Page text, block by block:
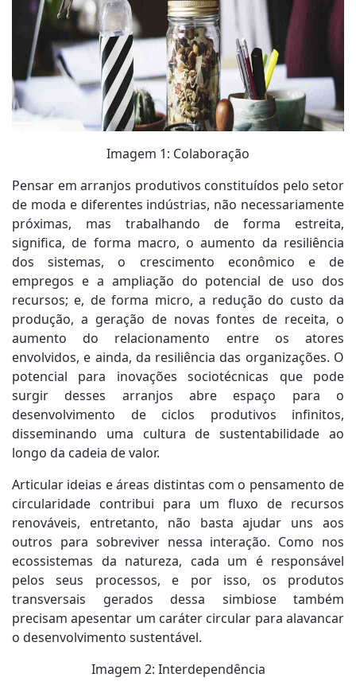
Imagem 1: Colaboração
Pensar em arranjos produtivos constituídos pelo setor
de moda e diferentes indústrias, não necessariamente
próximas, mas trabalhando de forma estreita,
significa, de forma macro, o aumento da resiliência
dos sistemas, o crescimento econômico e de
empregos e a ampliação do potencial de uso dos
recursos; e, de forma micro, a redução do custo da
produção, a geração de novas fontes de receita, o
aumento do relacionamento entre os atores
envolvidos, e ainda, da resiliência das organizações. O
potencial para inovações sociotécnicas que pode
surgir desses arranjos abre espaço para o
desenvolvimento de ciclos produtivos infinitos,
disseminando uma cultura de sustentabilidade ao
longo da cadeia de valor.
Articular ideias e áreas distintas com o pensamento de
circularidade contribui para um fluxo de recursos
renováveis, entretanto, não basta ajudar uns aos
outros para sobreviver nessa interação. Como nos
ecossistemas da natureza, cada um é responsável
pelos seus processos, e por isso, os produtos
transversais gerados dessa simbiose também
precisam apesentar um caráter circular para alavancar
o desenvolvimento sustentável.
Imagem 2: Interdependência